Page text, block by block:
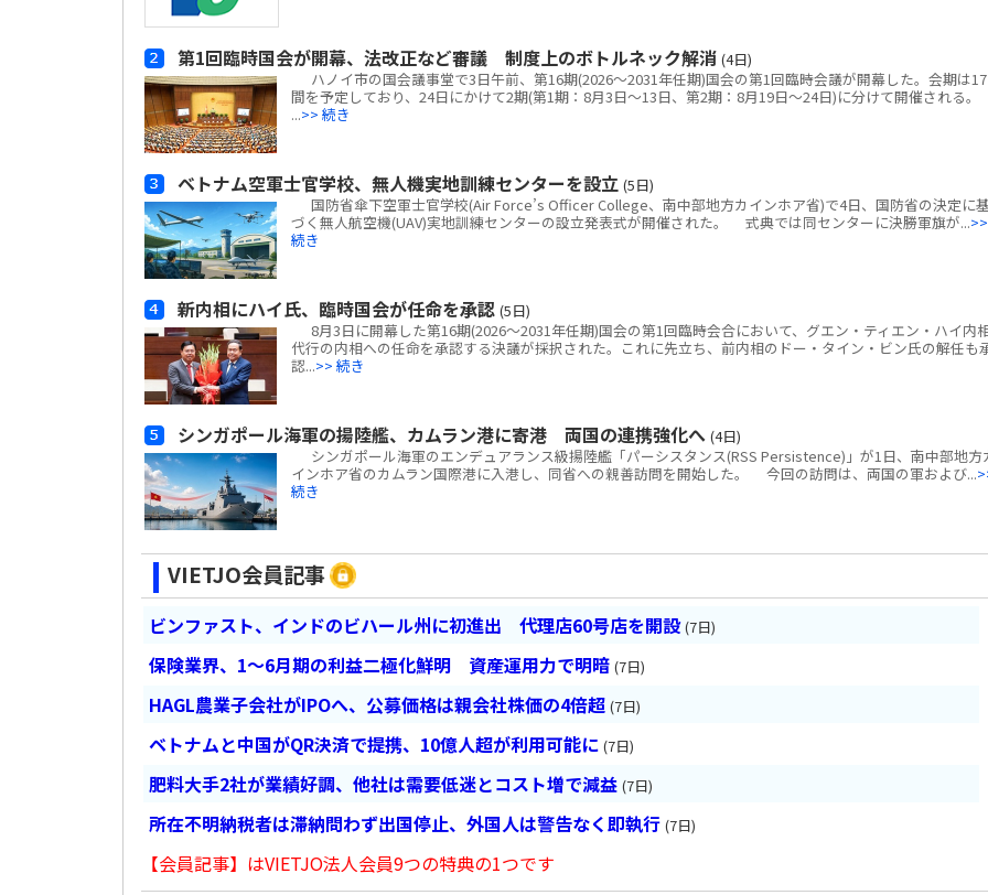
第1回臨時国会が開幕、法改正など審議 制度上のボトルネック解消 (4日)
ハノイ市の国会議事堂で3日午前、第16期(2026～2031年任期)国会の第1回臨時会議が開幕した。会期は
間を予定しており、24日にかけて2期(第1期：8月3日～13日、第2期：8月19日～24日)に分けて開催される。
...>> 続き
ベトナム空軍士官学校、無人機実地訓練センターを設立 (5日)
国防省傘下空軍士官学校(Air Force’s Officer College、南中部地方カインホア省)で4日、国防省の決定に基
づく無人航空機(UAV)実地訓練センターの設立発表式が開催された。 式典では同センターに決勝軍旗が...>>
続き
新内相にハイ氏、臨時国会が任命を承認 (5日)
8月3日に開幕した第16期(2026～2031年任期)国会の第1回臨時会合において、グエン・ティエン・ハイ内
代行の内相への任命を承認する決議が採択された。これに先立ち、前内相のドー・タイン・ビン氏の解任も
認...>> 続き
シンガポール海軍の揚陸艦、カムラン港に寄港 両国の連携強化へ (4日)
シンガポール海軍のエンデュアランス級揚陸艦「パーシスタンス(RSS Persistence)」が1日、南中部地方
インホア省のカムラン国際港に入港し、同省への親善訪問を開始した。 今回の訪問は、両国の軍および...
続き
VIETJO会員記事
ビンファスト、インドのビハール州に初進出 代理店60号店を開設 (7日)
保険業界、1～6月期の利益二極化鮮明 資産運用力で明暗 (7日)
HAGL農業子会社がIPOへ、公募価格は親会社株価の4倍超 (7日)
ベトナムと中国がQR決済で提携、10億人超が利用可能に (7日)
肥料大手2社が業績好調、他社は需要低迷とコスト増で減益 (7日)
所在不明納税者は滞納問わず出国停止、外国人は警告なく即執行 (7日)
【会員記事】はVIETJO法人会員9つの特典の1つです